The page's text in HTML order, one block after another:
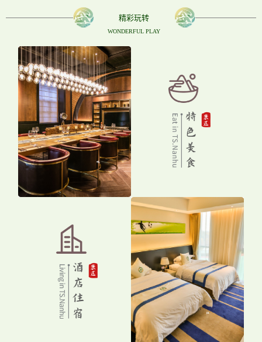
开滦矿、后有唐山城。在跨越三个世纪、历经140多年的历
史嬗变中，唐山走出了一条煤炭开采、沉降治理、生态修
复、产业升级的绿色发展之路。唐山南湖旅游景区作为开
滦采煤沉降地生态修复的奇迹，成功举办2016唐山世界园
艺博览会，建成龙山、凤凰台、丹凤朝阳等标志性景观景
点，植入唐山宴、皮影主题乐园、那年芳华等独具地方文
化特色的精品项目，已经成为承载工业文脉、彰显生态文
明的靓丽名片，开启了文旅融合高质量发展的新纪元。
景区先后荣获全国重点文物保护单位、国家工业遗产
旅游基地、国家工业旅游创新单位 、全国生态文化示范基
地、国家体育休闲示范区、迪拜国际改善居住环境最佳范
例奖、国家级夜间文化和旅游消费集聚区等荣誉称号。
2024年唐山南湖·开滦旅游景区被正式确认为国家5A级旅游
精彩玩转
WONDERFUL PLAY